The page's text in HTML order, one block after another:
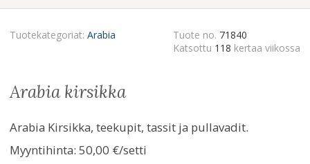
Tuotekategoriat: Arabia Tuote no. 71840
Katsottu 118 kertaa viikossa
arabia kirsikka
Arabia Kirsikka, teekupit, tassit ja pullavadit.
Myyntihinta: 50,00 €/setti